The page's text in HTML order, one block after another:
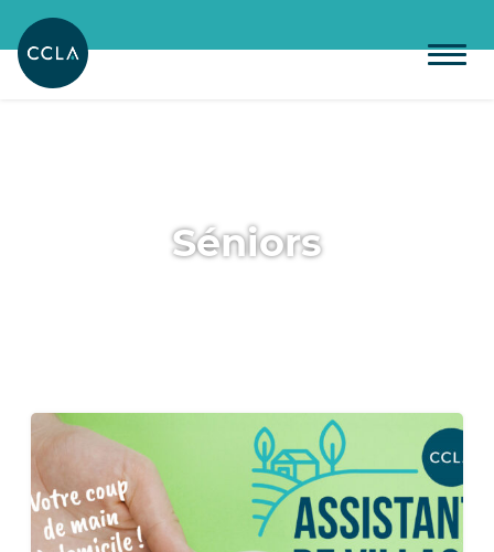
Séniors